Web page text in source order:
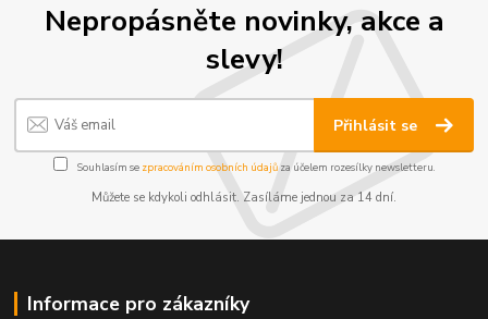
Nepropásněte novinky, akce a
slevy!
Přihlásit se
Souhlasím se zpracováním osobních údajůza účelem rozesílky newsletteru.
Můžete se kdykoli odhlásit. Zasíláme jednou za 14 dní.
Informace pro zákazníky